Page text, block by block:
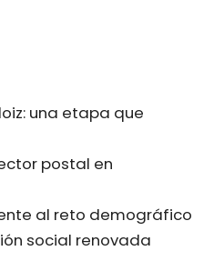
una etapa que
postal en
al reto demográfico
social renovada